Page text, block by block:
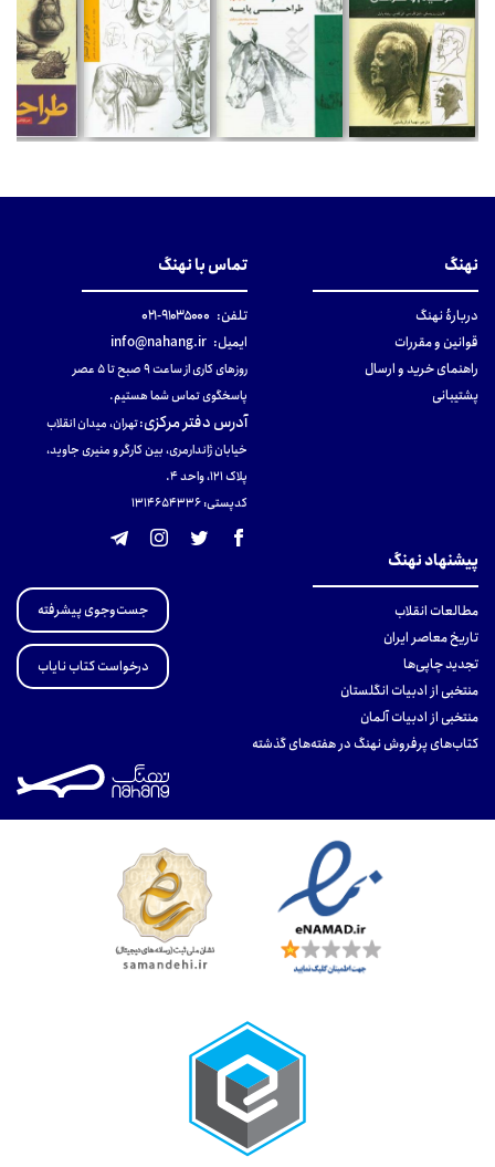
نهنگ
دربارهٔ نهنگ
قوانین و مقررات
راهنمای خرید و ارسال
پشتیبانی
تماس با نهنگ
تلفن: ۹۱۰۳۵۰۰۰-۰۲۱
ایمیل: info@nahang.ir
روزهای کاری از ساعت ۹ صبح تا ۵ عصر
پاسخگوی تماس شما هستیم.
آدرس دفتر مرکزی:تهران، میدان انقلاب
خیابان ژاندارمری، بین کارگر و منیری جاوید،
پلاک 121، واحد ۴.
کدپستی: 131465433۶
پیشنهاد نهنگ
مطالعات انقلاب
تاریخ معاصر ایران
تجدید چاپی‌ها
منتخبی از ادبیات انگلستان
منتخبی از ادبیات آلمان
کتاب‌های پرفروش نهنگ در هفته‌های گذشته
جست‌وجوی پیشرفته
درخواست کتاب نایاب